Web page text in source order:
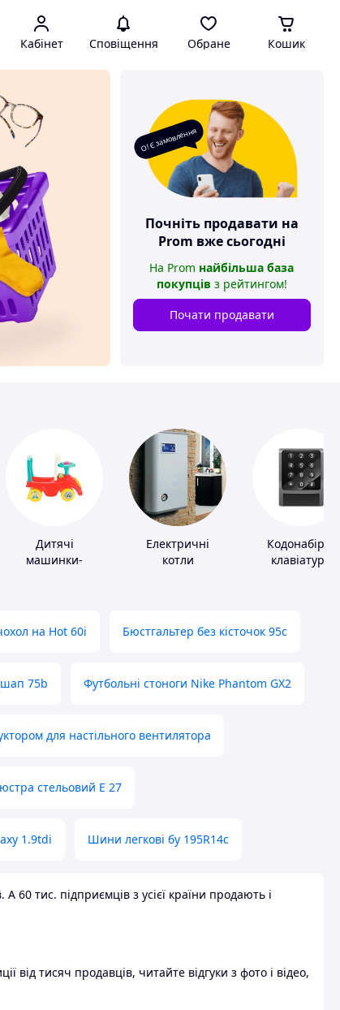
Кабінет Сповіщення Обране Кошик
О! Є замовлення
Почніть продавати на
Prom вже сьогодні
На Prom найбільша база
покупців з рейтингом!
Почати продавати
Дитячі
машинки-
Електричні
котли
Кодонабірні
клавіатури
на Hot 60i Бюстгальтер без кісточок 95с
75b Футбольні стоноги Nike Phantom GX2
для настільного вентилятора
стельовий E 27
1.9tdi Шини легкові бу 195R14c
тис. підприємців з усієї країни продають і
від тисяч продавців, читайте відгуки з фото і відео,